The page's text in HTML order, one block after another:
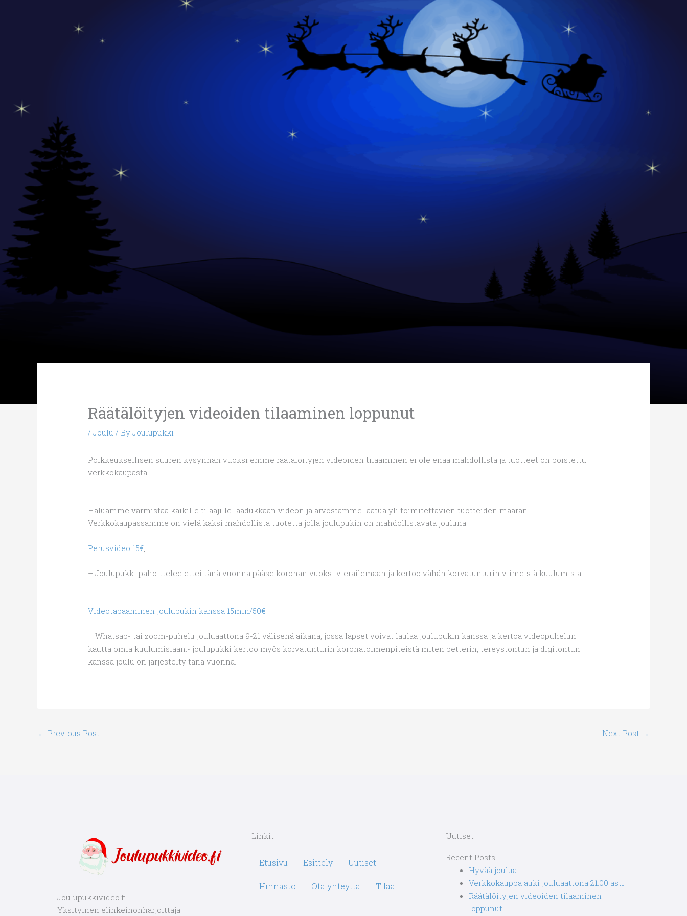
Räätälöityjen videoiden tilaaminen loppunut
/Joulu / ByJoulupukki
Poikkeuksellisen suuren kysynnän vuoksi emme räätälöityjen videoiden tilaaminen ei ole enää mahdollista ja tuotteet on poistettu
verkkokaupasta.
Haluamme varmistaa kaikille tilaajille laadukkaan videon ja arvostamme laatua yli toimitettavien tuotteiden määrän.
Verkkokaupassamme on vielä kaksi mahdollista tuotetta jolla joulupukin on mahdollistavata jouluna
Perusvideo 15€,
– Joulupukki pahoittelee ettei tänä vuonna pääse koronan vuoksi vierailemaan ja kertoo vähän korvatunturin viimeisiä kuulumisia.
Videotapaaminen joulupukin kanssa 15min/50€
– Whatsap- tai zoom-puhelu jouluaattona 9-21 välisenä aikana, jossa lapset voivat laulaa joulupukin kanssa ja kertoa videopuhelun
kautta omia kuulumisiaan.- joulupukki kertoo myös korvatunturin koronatoimenpiteistä miten petterin, tereystontun ja digitontun
kanssa joulu on järjestelty tänä vuonna.
← Previous Post Next Post →
Joulupukkivideo.fi
Yksityinen elinkeinonharjoittaja
Linkit
Etusivu Esittely Uutiset
Hinnasto Ota yhteyttä Tilaa
Uutiset
Recent Posts
Hyvää joulua
Verkkokauppa auki jouluaattona 21.00 asti
Räätälöityjen videoiden tilaaminen
loppunut